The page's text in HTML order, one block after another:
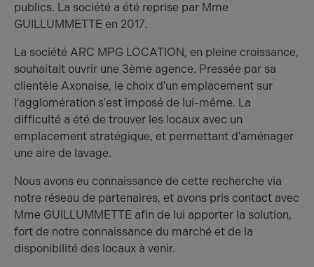
publics. La société a été reprise par Mme
GUILLUMMETTE en 2017.
La société ARC MPG LOCATION, en pleine croissance,
souhaitait ouvrir une 3ème agence. Pressée par sa
clientèle Axonaise, le choix d'un emplacement sur
l'agglomération s'est imposé de lui-même. La
difficulté a été de trouver les locaux avec un
emplacement stratégique, et permettant d'aménager
une aire de lavage.
Nous avons eu connaissance de cette recherche via
notre réseau de partenaires, et avons pris contact avec
Mme GUILLUMMETTE afin de lui apporter la solution,
fort de notre connaissance du marché et de la
disponibilité des locaux à venir.